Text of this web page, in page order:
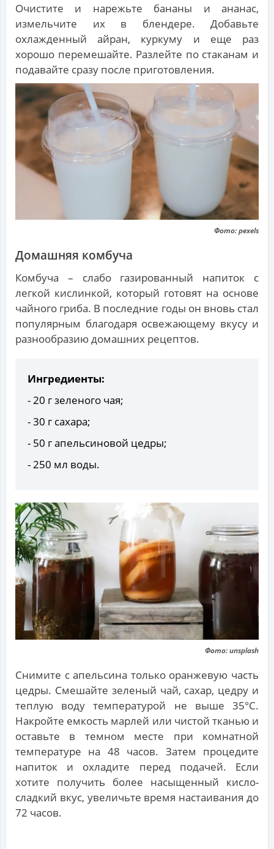
Очистите и нарежьте бананы и ананас,
измельчите их в блендере. Добавьте
охлажденный айран, куркуму и еще раз
хорошо перемешайте. Разлейте по стаканам и
подавайте сразу после приготовления.
Фото: pexels
Домашняя комбуча
Комбуча – слабо газированный напиток с
легкой кислинкой, который готовят на основе
чайного гриба. В последние годы он вновь стал
популярным благодаря освежающему вкусу и
разнообразию домашних рецептов.
Ингредиенты:
- 20 г зеленого чая;
- 30 г сахара;
- 50 г апельсиновой цедры;
- 250 мл воды.
Фото: unsplash
Снимите с апельсина только оранжевую часть
цедры. Смешайте зеленый чай, сахар, цедру и
теплую воду температурой не выше 35°C.
Накройте емкость марлей или чистой тканью и
оставьте в темном месте при комнатной
температуре на 48 часов. Затем процедите
напиток и охладите перед подачей. Если
хотите получить более насыщенный кисло-
сладкий вкус, увеличьте время настаивания до
72 часов.